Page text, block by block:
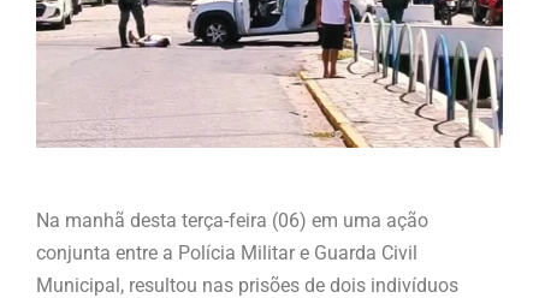
Na manhã desta terça-feira (06) em uma ação
conjunta entre a Polícia Militar e Guarda Civil
Municipal, resultou nas prisões de dois indivíduos